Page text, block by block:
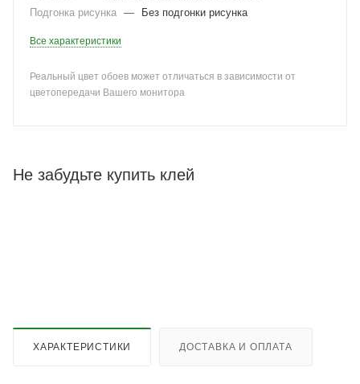
Подгонка рисунка — Без подгонки рисунка
Все характеристики
Реальный цвет обоев может отличаться в зависимости от
цветопередачи Вашего монитора
Не забудьте купить клей
ХАРАКТЕРИСТИКИ ДОСТАВКА И ОПЛАТА